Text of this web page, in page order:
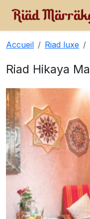
Accueil Riad luxe
Riad Hikaya